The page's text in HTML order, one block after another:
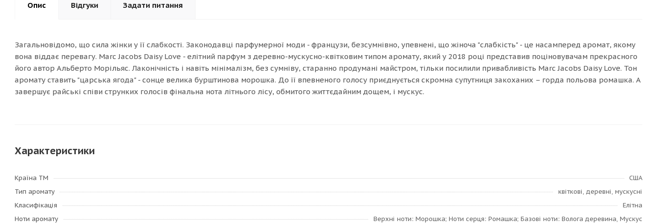
Опис Відгуки Задати питання
Загальновідомо, що сила жінки у її слабкості. Законодавці парфумерної моди - французи, безсумнівно, упевнені, що жіноча "слабкість" - це насамперед аромат, якому
вона віддає перевагу. Marc Jacobs Daisy Love - елітний парфум з деревно-мускусно-квітковим типом аромату, який у 2018 році представив поціновувачам прекрасного
його автор Альберто Морільяс. Лаконічність і навіть мінімалізм, без сумніву, старанно продумані майстром, тільки посилили привабливість Marc Jacobs Daisy Love. Тон
аромату ставить "царська ягода" - сонце велика бурштинова морошка. До її впевненого голосу приєднується скромна супутниця закоханих – горда польова ромашка. А
завершує райські співи струнких голосів фінальна нота літнього лісу, обмитого життєдайним дощем, і мускус.
Характеристики
Країна ТМ
США
Тип аромату
квіткові, деревні, мускусні
Класифікація
Елітна
Ноти аромату
Верхні ноти: Морошка; Ноти серця: Ромашка; Базові ноти: Волога деревина, Мускус